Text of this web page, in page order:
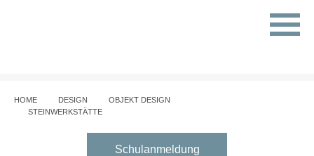
HOME DESIGN
OBJEKT DESIGN
STEINWERKSTÄTTE
Schulanmeldung